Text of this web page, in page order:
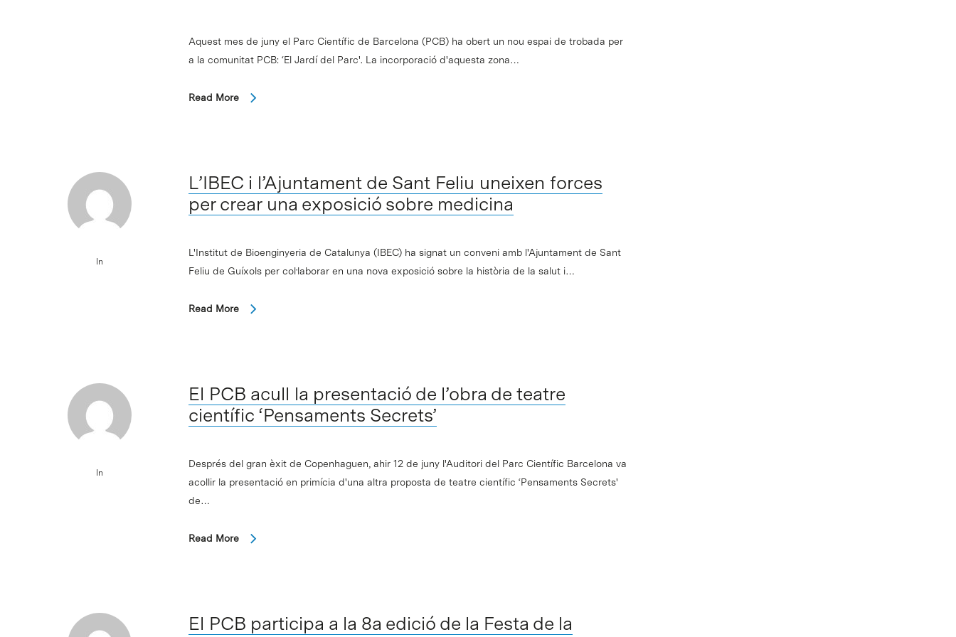
Aquest mes de juny el Parc Científic de Barcelona (PCB) ha obert un nou espai de trobada per
a la comunitat PCB: ‘El Jardí del Parc'. La incorporació d'aquesta zona…
Read More
In
L’IBEC i l’Ajuntament de Sant Feliu uneixen forces
per crear una exposició sobre medicina
L'Institut de Bioenginyeria de Catalunya (IBEC) ha signat un conveni amb l'Ajuntament de Sant
Feliu de Guíxols per col·laborar en una nova exposició sobre la història de la salut i…
Read More
In
El PCB acull la presentació de l’obra de teatre
científic ‘Pensaments Secrets’
Després del gran èxit de Copenhaguen, ahir 12 de juny l'Auditori del Parc Científic Barcelona va
acollir la presentació en primícia d'una altra proposta de teatre científic ‘Pensaments Secrets'
de…
Read More
El PCB participa a la 8a edició de la Festa de la